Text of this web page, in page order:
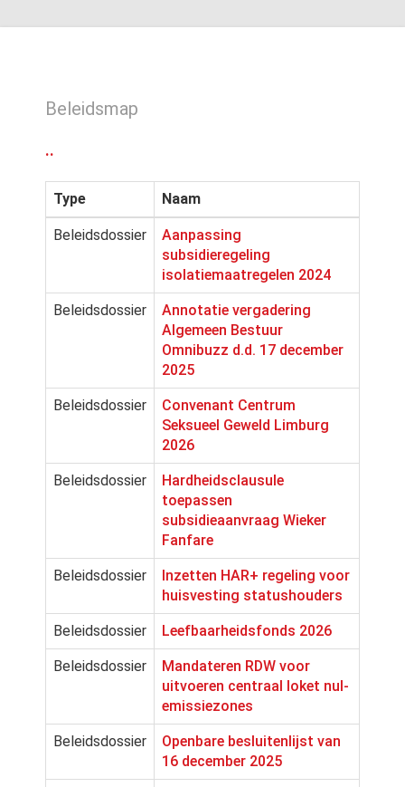
Beleidsmap
..
Type Naam
Beleidsdossier
Aanpassing
subsidieregeling
isolatiemaatregelen 2024
Beleidsdossier
Annotatie vergadering
Algemeen Bestuur
Omnibuzz d.d. 17 december
2025
Beleidsdossier
Convenant Centrum
Seksueel Geweld Limburg
2026
Beleidsdossier
Hardheidsclausule
toepassen
subsidieaanvraag Wieker
Fanfare
Beleidsdossier
Inzetten HAR+ regeling voor
huisvesting statushouders
Beleidsdossier Leefbaarheidsfonds 2026
Beleidsdossier
Mandateren RDW voor
uitvoeren centraal loket nul-
emissiezones
Beleidsdossier
Openbare besluitenlijst van
16 december 2025